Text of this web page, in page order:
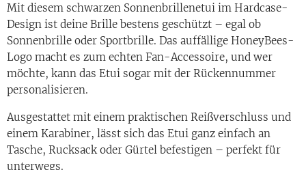
Mit diesem schwarzen Sonnenbrillenetui im Hardcase-
Design ist deine Brille bestens geschützt – egal ob
Sonnenbrille oder Sportbrille. Das auffällige HoneyBees-
Logo macht es zum echten Fan-Accessoire, und wer
möchte, kann das Etui sogar mit der Rückennummer
personalisieren.
Ausgestattet mit einem praktischen Reißverschluss und
einem Karabiner, lässt sich das Etui ganz einfach an
Tasche, Rucksack oder Gürtel befestigen – perfekt für
unterwegs.